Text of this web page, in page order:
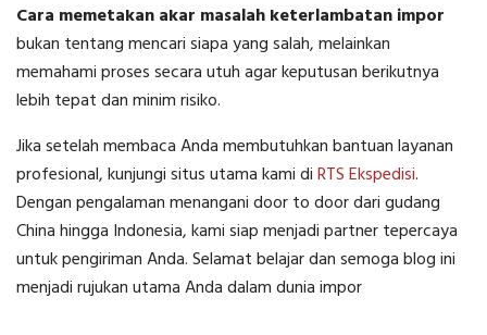
Cara memetakan akar masalah keterlambatan impor
bukan tentang mencari siapa yang salah, melainkan
memahami proses secara utuh agar keputusan berikutnya
lebih tepat dan minim risiko.
Jika setelah membaca Anda membutuhkan bantuan layanan
profesional, kunjungi situs utama kami diRTS Ekspedisi.
Dengan pengalaman menangani door to door dari gudang
China hingga Indonesia, kami siap menjadi partner tepercaya
untuk pengiriman Anda. Selamat belajar dan semoga blog ini
menjadi rujukan utama Anda dalam dunia impor